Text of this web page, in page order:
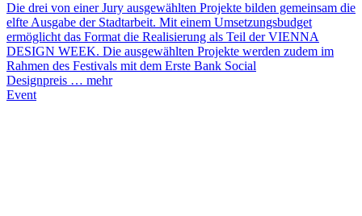
Die drei von einer Jury ausgewählten Projekte bilden gemeinsam die
elfte Ausgabe der Stadtarbeit. Mit einem Umsetzungsbudget
ermöglicht das Format die Realisierung als Teil der VIENNA
DESIGN WEEK. Die ausgewählten Projekte werden zudem im
Rahmen des Festivals mit dem Erste Bank Social
Designpreis … mehr
Event